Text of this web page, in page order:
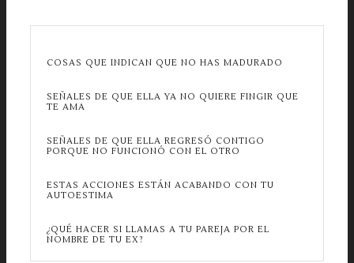
COSAS QUE INDICAN QUE NO HAS MADURADO
SEÑALES DE QUE ELLA YA NO QUIERE FINGIR QUE
TE AMA
SEÑALES DE QUE ELLA REGRESÓ CONTIGO
PORQUE NO FUNCIONÓ CON EL OTRO
ESTAS ACCIONES ESTÁN ACABANDO CON TU
AUTOESTIMA
¿QUÉ HACER SI LLAMAS A TU PAREJA POR EL
NOMBRE DE TU EX?